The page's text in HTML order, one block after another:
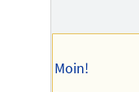
Moin!